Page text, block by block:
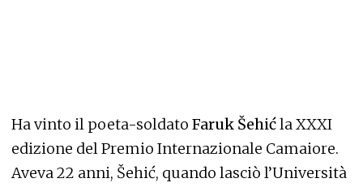
Ha vinto il poeta-soldato Faruk Šehićla XXXI
edizione del Premio Internazionale Camaiore.
Aveva 22 anni, Šehić, quando lasciò l’Università